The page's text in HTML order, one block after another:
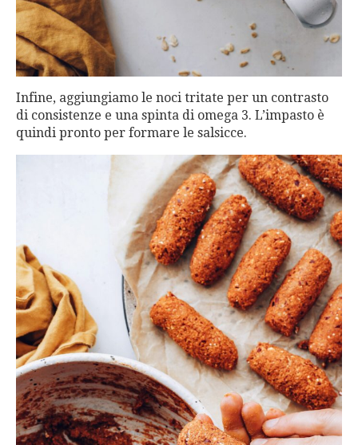
Infine, aggiungiamo le noci tritate per un contrasto
di consistenze e una spinta di omega 3. L’impasto è
quindi pronto per formare le salsicce.